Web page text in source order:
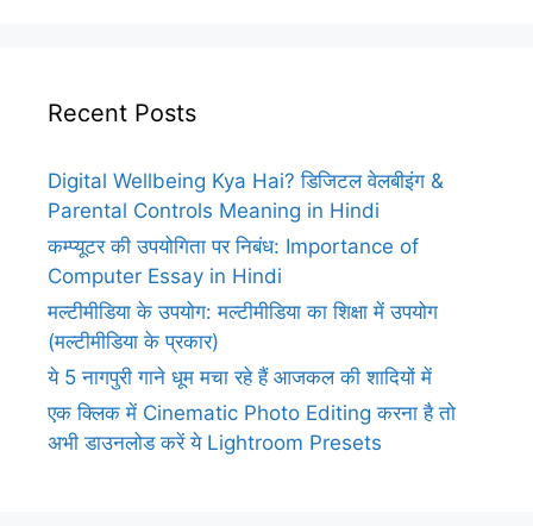
Recent Posts
Digital Wellbeing Kya Hai? डिजिटल वेलबीइंग &
Parental Controls Meaning in Hindi
कम्प्यूटर की उपयोगिता पर निबंध: Importance of
Computer Essay in Hindi
मल्टीमीडिया के उपयोग: मल्टीमीडिया का शिक्षा में उपयोग
(मल्टीमीडिया के प्रकार)
ये 5 नागपुरी गाने धूम मचा रहे हैं आजकल की शादियों में
एक क्लिक में Cinematic Photo Editing करना है तो
अभी डाउनलोड करें ये Lightroom Presets